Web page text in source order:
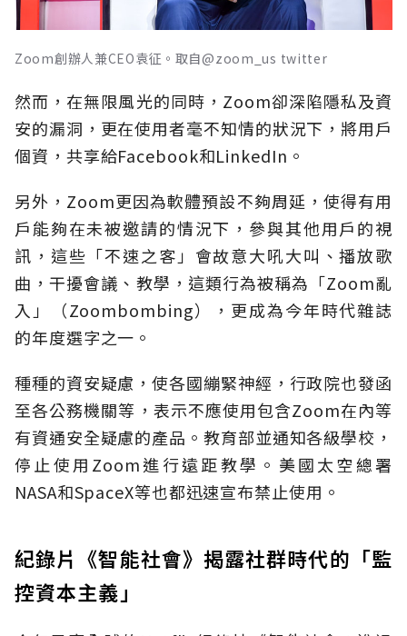
Zoom創辦人兼CEO袁征。取自@zoom_us twitter
然而，在無限風光的同時，Zoom卻深陷隱私及資
安的漏洞，更在使用者毫不知情的狀況下，將用戶
個資，共享給Facebook和LinkedIn。
另外，Zoom更因為軟體預設不夠周延，使得有用
戶能夠在未被邀請的情況下，參與其他用戶的視
訊，這些「不速之客」會故意大吼大叫、播放歌
曲，干擾會議、教學，這類行為被稱為「Zoom亂
入」（Zoombombing），更成為今年時代雜誌
的年度選字之一。
種種的資安疑慮，使各國繃緊神經，行政院也發函
至各公務機關等，表示不應使用包含Zoom在內等
有資通安全疑慮的產品。教育部並通知各級學校，
停止使用Zoom進行遠距教學。美國太空總署
NASA和SpaceX等也都迅速宣布禁止使用。
紀錄片《智能社會》揭露社群時代的「監
控資本主義」